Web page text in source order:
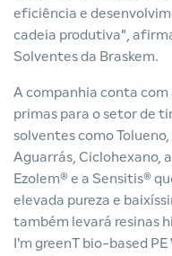
eficiência e
cadeia produtiva",
Solventes da Braskem.
A companhia conta
primas para o setor de
solventes como
Aguarrás, Ciclohexano,
Ezolem® e a Sensitis®
elevada pureza e
também levará resinas
I'm greenT bio-based